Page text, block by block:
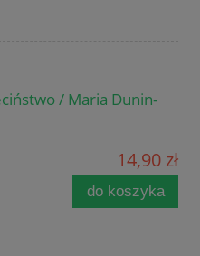
/ Maria Dunin-
14,90 zł
do koszyka